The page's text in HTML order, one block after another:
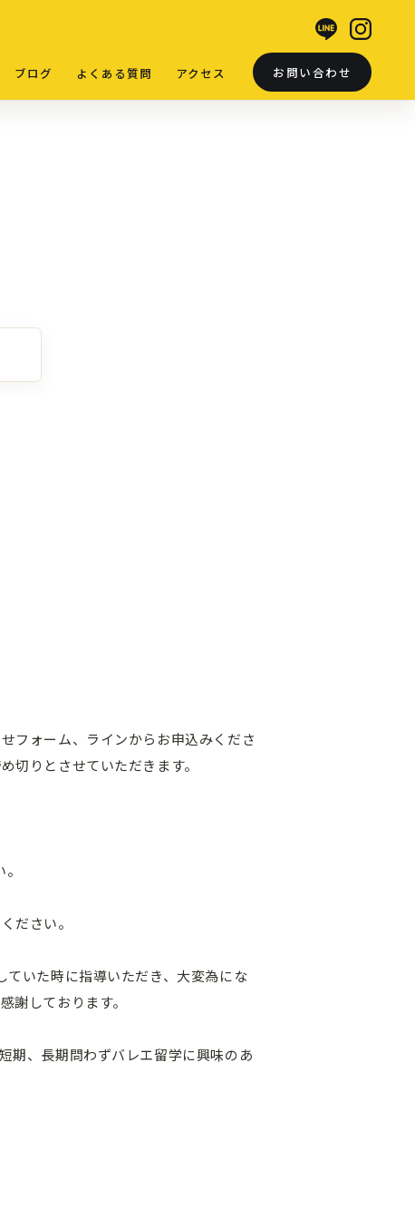
ブログ よくある質問 アクセス お問い合わせ
フォーム、ラインからお申込みくださ
切りとさせていただきます。
ださい。
いた時に指導いただき、大変為にな
謝しております。
期、長期問わずバレエ留学に興味のあ